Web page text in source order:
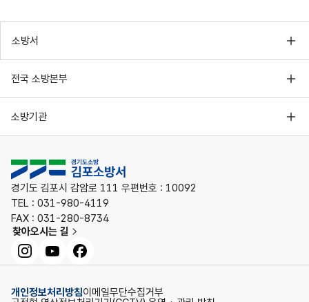
소방서
전국 소방본부
소방기관
경기도 김포시 감암로 111 우편번호 : 10092
TEL : 031-980-4119
FAX : 031-280-8734
찾아오시는 길
인스타그램
유튜브 페이스북
개인정보처리방침이메일무단수집거부